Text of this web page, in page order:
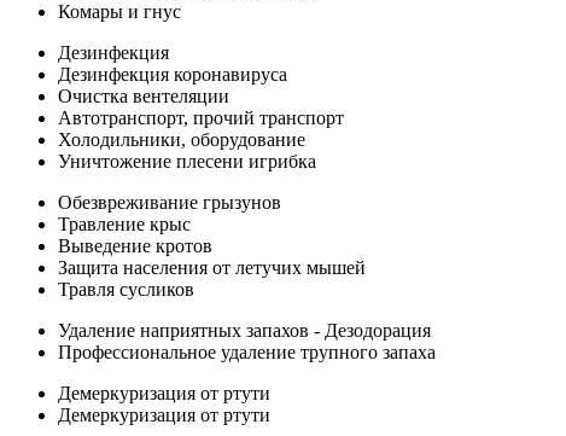
Комары и гнус
Дезинфекция
Дезинфекция коронавируса
Очистка вентеляции
Автотранспорт, прочий транспорт
Холодильники, оборудование
Уничтожение плесени игрибка
Обезвреживание грызунов
Травление крыс
Выведение кротов
Защита населения от летучих мышей
Травля сусликов
Удаление наприятных запахов - Дезодорация
Профессиональное удаление трупного запаха
Демеркуризация от ртути
Демеркуризация от ртути